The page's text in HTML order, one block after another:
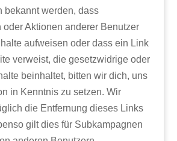
bekannt werden, dass
oder Aktionen anderer Benutzer
aufweisen oder dass ein Link
verweist, die gesetzwidrige oder
beinhaltet, bitten wir dich, uns
in Kenntnis zu setzen. Wir
die Entfernung dieses Links
gilt dies für Subkampagnen